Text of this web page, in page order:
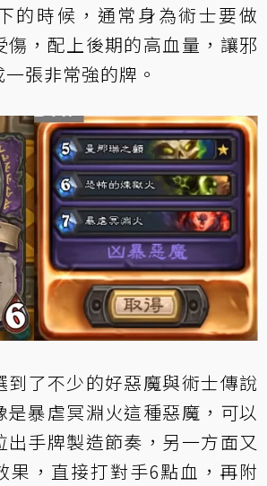
的時候，通常身為術士要做
傷，配上後期的高血量，讓邪
張非常強的牌。
到了不少的好惡魔與術士傳說
是暴虐冥淵火這種惡魔，可以
出手牌製造節奏，另一方面又
果，直接打對手6點血，再附